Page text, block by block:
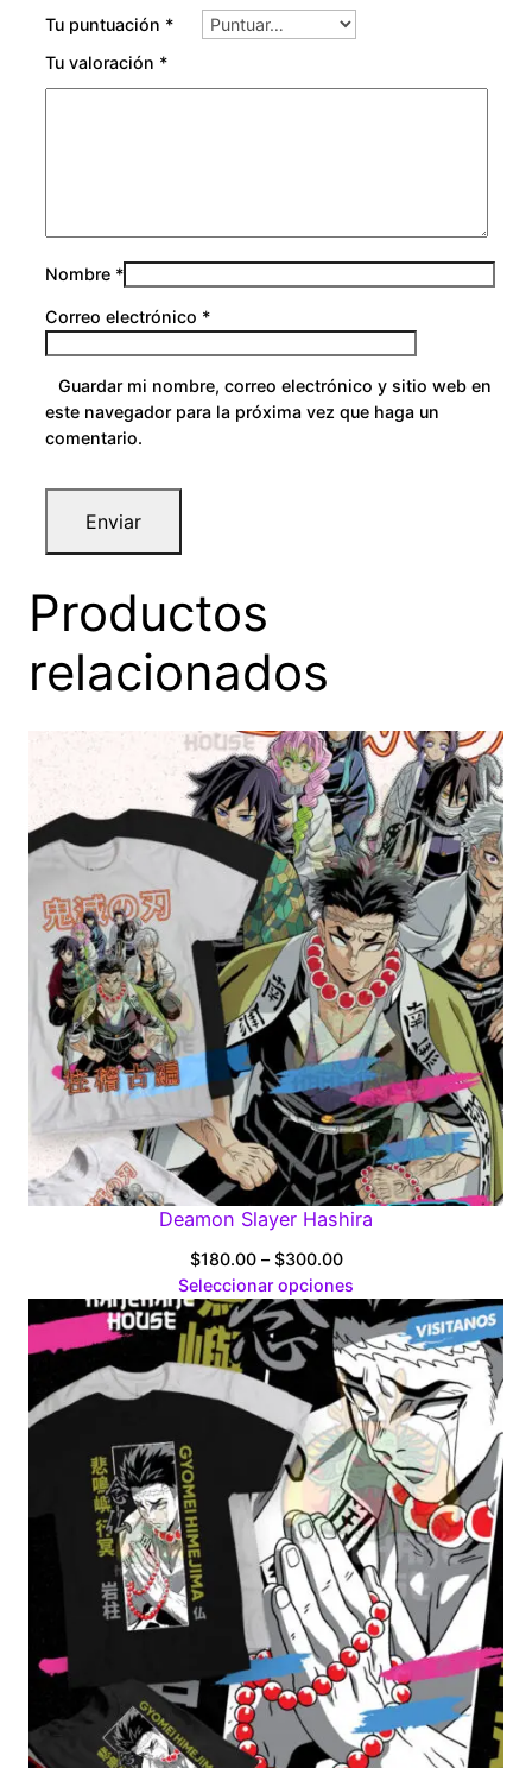
0
Tu puntuación *
Tu valoración *
Nombre *
Correo electrónico *
Guardar mi nombre, correo electrónico y sitio web en
este navegador para la próxima vez que haga un
comentario.
Productos
relacionados
Deamon Slayer Hashira
$180.00 – $300.00Price
range:
$180.00
through
$300.00
Seleccionar opciones